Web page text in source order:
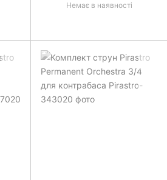
Немає в наявності